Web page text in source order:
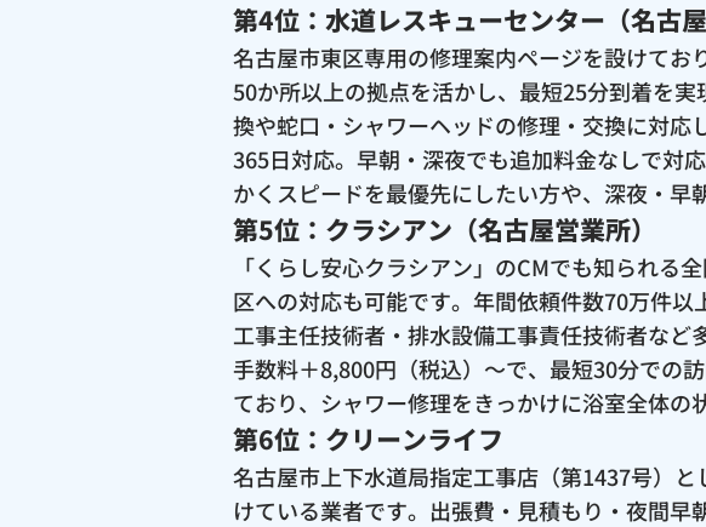
第4位：水道レスキューセンター（名古屋
名古屋市東区専用の修理案内ページを設けて
50か所以上の拠点を活かし、最短25分到着を
換や蛇口・シャワーヘッドの修理・交換に対
365日対応。早朝・深夜でも追加料金なしで対
かくスピードを最優先にしたい方や、深夜・早
第5位：クラシアン（名古屋営業所）
「くらし安心クラシアン」のCMでも知られる
区への対応も可能です。年間依頼件数70万件
工事主任技術者・排水設備工事責任技術者な
手数料＋8,800円（税込）〜で、最短30分での
ており、シャワー修理をきっかけに浴室全体の
第6位：クリーンライフ
名古屋市上下水道局指定工事店（第1437号）
けている業者です。出張費・見積もり・夜間